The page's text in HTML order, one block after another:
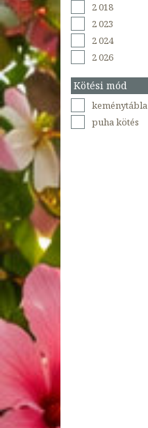
2 018
2 023
2 024
2 026
Kötési mód
keménytábla
puha kötés